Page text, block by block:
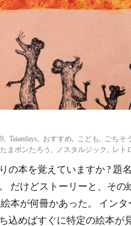
Taiandays おすすめ こども ごちそ
まポンたろう ノスタルジック レト
の本を覚えていますか ? 題
だけどストーリーと、そ
本が何冊かあった。 イン
込めばすぐに特定の絵本が